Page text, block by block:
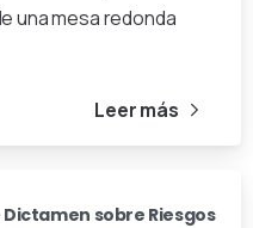
una mesa redonda
Leer más
Dictamen sobre Riesgos